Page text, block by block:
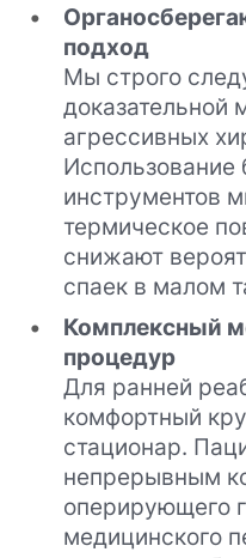
подход
Мы строго
доказательной
агрессивных
Использование
инструментов
термическое
снижают
спаек в малом
Комплексный
процедур
Для ранней
комфортный
стационар.
непрерывным
оперирующего
медицинского